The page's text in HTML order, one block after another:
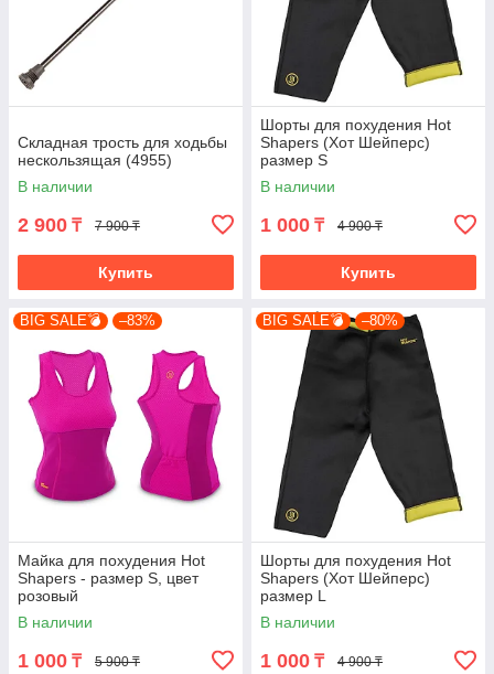
Складная трость для ходьбы
нескользящая (4955)
В наличии
2 900 ₸ 7 900 ₸
Купить
Шорты для похудения Hot
Shapers (Хот Шейперс)
размер S
В наличии
1 000 ₸ 4 900 ₸
Купить
BIG SALE💣 –83%
Майка для похудения Hot
Shapers - размер S, цвет
розовый
В наличии
1 000 ₸ 5 900 ₸
BIG SALE💣 –80%
Шорты для похудения Hot
Shapers (Хот Шейперс)
размер L
В наличии
1 000 ₸ 4 900 ₸